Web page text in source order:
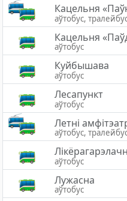
Кацельня
аўтобус,
Кацельня
аўтобус
Куйбышава
аўтобус
Лесапункт
аўтобус
Летні
аўтобус,
аўтобус
Лужасна
аўтобус